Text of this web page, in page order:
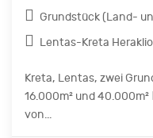
Grundstück (Land-
Lentas-Kreta
Kreta, Lentas, zwei
16.000m² und
von...